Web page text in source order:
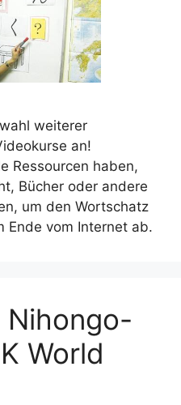
weiterer
an!
Ressourcen haben,
Bücher oder andere
um den Wortschatz
Ende vom Internet ab.
Nihongo-
World